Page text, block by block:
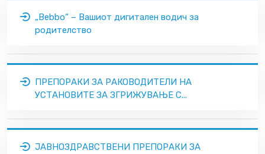
„Bebbo“ – Вашиот дигитален водич за
родителство
ПРЕПОРАКИ ЗА РАКОВОДИТЕЛИ НА
УСТАНОВИТЕ ЗА ЗГРИЖУВАЊЕ С...
ЈАВНОЗДРАВСТВЕНИ ПРЕПОРАКИ ЗА